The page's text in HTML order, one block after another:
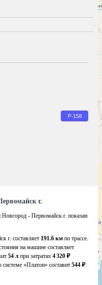
Р-158
г.
- Первомайск г. показан
г. составляет 191.6 км по трассе.
на машине составляет
54 л при затратах 4 320 ₽
системе «Платон» составит 544 ₽.